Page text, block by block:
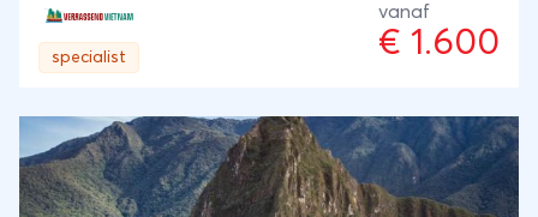
specialist
vanaf
€ 1.600